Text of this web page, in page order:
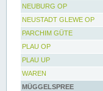
NEUBURG OP
NEUSTADT GLEWE OP
PARCHIM GÜTE
PLAU OP
PLAU UP
WAREN
MÜGGELSPREE